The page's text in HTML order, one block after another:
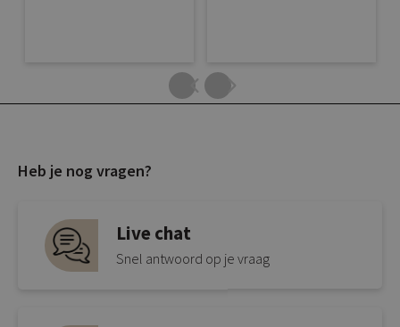
Heb je nog vragen?
Live chat
Snel antwoord op je vraag